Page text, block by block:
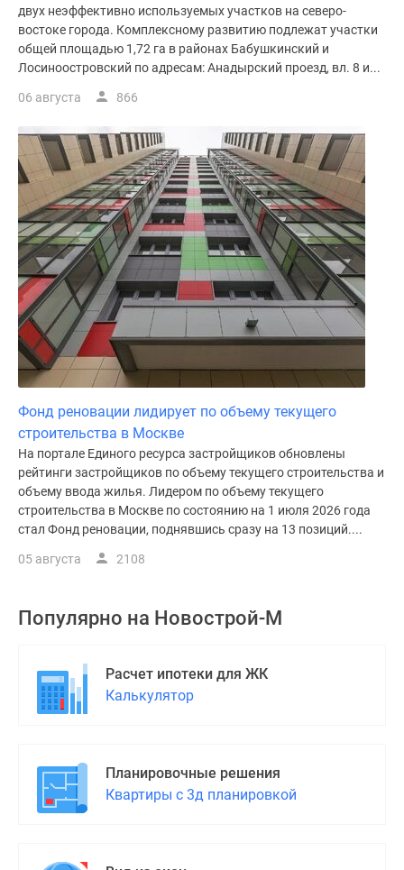
двух неэффективно используемых участков на северо-
востоке города. Комплексному развитию подлежат участки
общей площадью 1,72 га в районах Бабушкинский и
Лосиноостровский по адресам: Анадырский проезд, вл. 8 и...
06 августа 866
Фонд реновации лидирует по объему текущего
строительства в Москве
На портале Единого ресурса застройщиков обновлены
рейтинги застройщиков по объему текущего строительства и
объему ввода жилья. Лидером по объему текущего
строительства в Москве по состоянию на 1 июля 2026 года
стал Фонд реновации, поднявшись сразу на 13 позиций....
05 августа 2108
Популярно на Новострой-М
Расчет ипотеки для ЖК
Калькулятор
Планировочные решения
Квартиры с 3д планировкой